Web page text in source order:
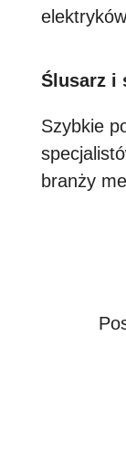
Ślusarz i
Szybkie
branży